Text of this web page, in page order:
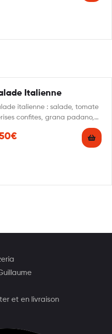
Italienne
italienne : salade, tomate
confites, grana padano,
de jambon cru aoste,
et en livraison